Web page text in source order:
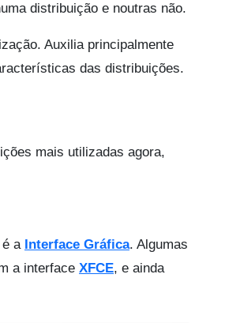
distribuição e noutras não.
Auxilia principalmente
das distribuições.
mais utilizadas agora,
é a Interface Gráfica. Algumas
a interface XFCE, e ainda